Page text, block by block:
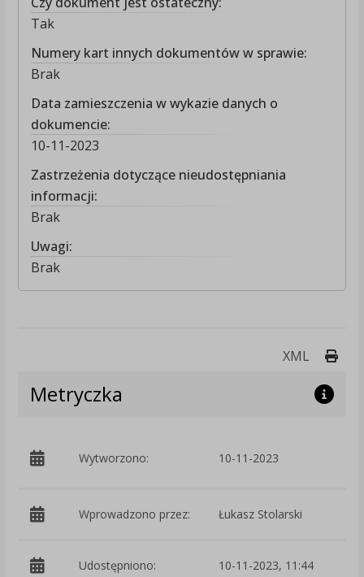
Tak
Numery kart innych dokumentów w sprawie:
Brak
Data zamieszczenia w wykazie danych o
dokumencie:
10-11-2023
Zastrzeżenia dotyczące nieudostępniania
informacji:
Brak
Uwagi:
Brak
XML
Metryczka
Wytworzono: 10-11-2023
Wprowadzono przez: Łukasz Stolarski
Udostępniono: 10-11-2023, 11:44